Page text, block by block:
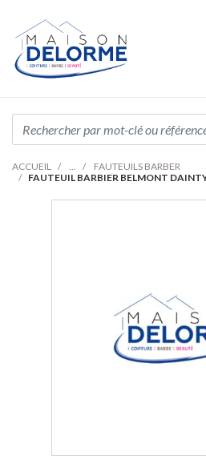
ACCUEIL
FAUTEUILS BARBER
FAUTEUIL BARBIER BELMONT